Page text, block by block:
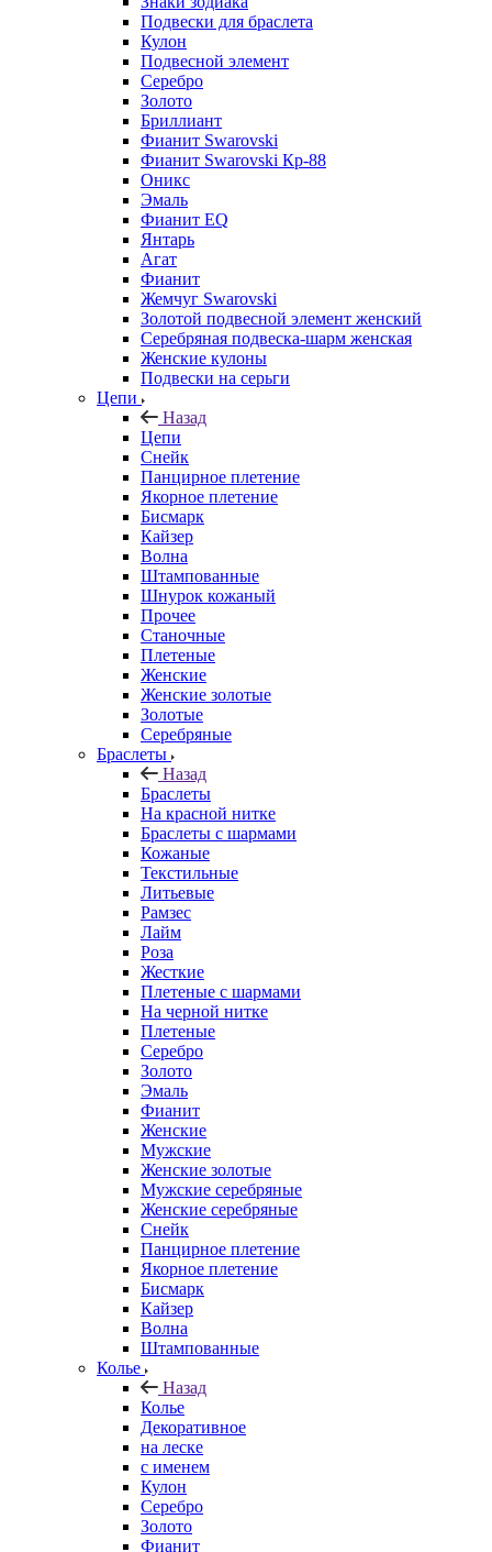
Подвески для браслета
Кулон
Подвесной элемент
Серебро
Золото
Бриллиант
Фианит Swarovski
Фианит Swarovski Кр-88
Оникс
Эмаль
Фианит EQ
Янтарь
Агат
Фианит
Жемчуг Swarovski
Золотой подвесной элемент женcкий
Серебряная подвеска-шарм женская
Женские кулоны
Подвески на серьги
Цепи
Назад
Цепи
Снейк
Панцирное плетение
Якорное плетение
Бисмарк
Кайзер
Волна
Штампованные
Шнурок кожаный
Прочее
Станочные
Плетеные
Женские
Женские золотые
Золотые
Серебряные
Браслеты
Назад
Браслеты
На красной нитке
Браслеты с шармами
Кожаные
Текстильные
Литьевые
Рамзес
Лайм
Роза
Жесткие
Плетеные с шармами
На черной нитке
Плетеные
Серебро
Золото
Эмаль
Фианит
Женские
Мужские
Женские золотые
Мужские серебряные
Женские серебряные
Снейк
Панцирное плетение
Якорное плетение
Бисмарк
Кайзер
Волна
Штампованные
Колье
Назад
Колье
Декоративное
на леске
с именем
Кулон
Серебро
Золото
Фианит